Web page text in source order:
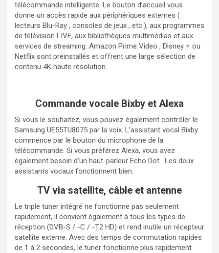
télécommande intelligente. Le bouton d’accueil vous
donne un accès rapide aux périphériques externes (
lecteurs Blu-Ray , consoles de jeux , etc.), aux programmes
de télévision LIVE, aux bibliothèques multimédias et aux
services de streaming. Amazon Prime Video , Disney + ou
Netflix sont préinstallés et offrent une large sélection de
contenu 4K haute résolution.
Commande vocale Bixby et Alexa
Si vous le souhaitez, vous pouvez également contrôler le
Samsung UE55TU8075 par la voix. L’assistant vocal Bixby
commence par le bouton du microphone de la
télécommande. Si vous préférez Alexa, vous avez
également besoin d’un haut-parleur Echo Dot . Les deux
assistants vocaux fonctionnent bien.
TV via satellite, câble et antenne
Le triple tuner intégré ne fonctionne pas seulement
rapidement, il convient également à tous les types de
réception (DVB-S / -C / -T2 HD) et rend inutile un récepteur
satellite externe. Avec des temps de commutation rapides
de 1 à 2 secondes, le tuner fonctionne plus rapidement